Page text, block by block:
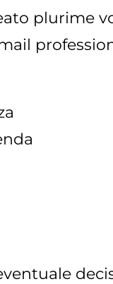
plurime